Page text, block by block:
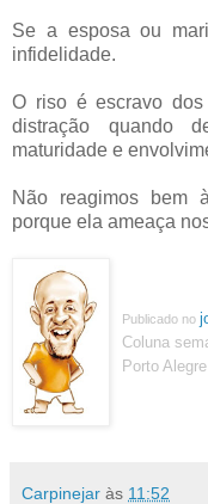
Se a esposa ou
infidelidade.
O riso é escravo
distração quando
maturidade e
Não reagimos bem
porque ela ameaça
Publicado no
Coluna
Porto
Carpinejar às 11:52